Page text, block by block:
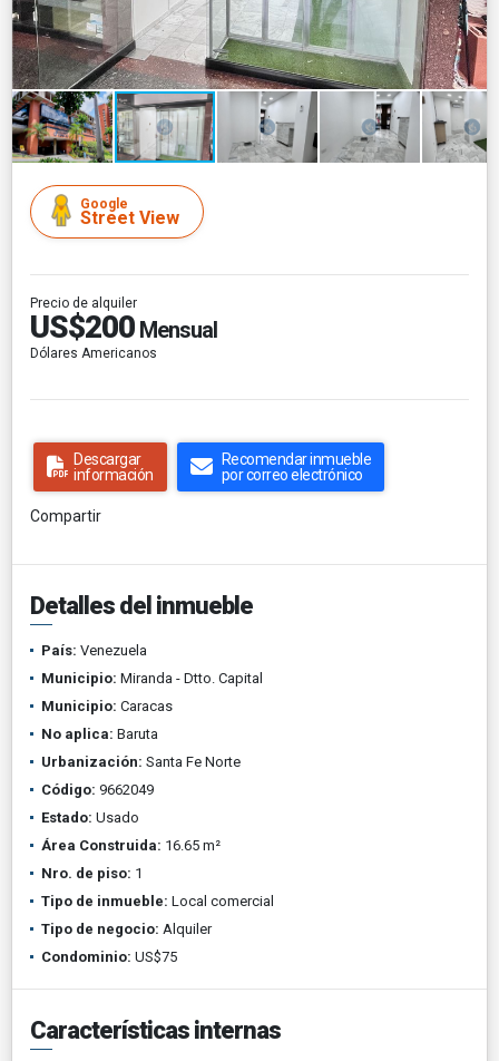
Google
Street View
Precio de alquiler
US$200 Mensual
Dólares Americanos
Descargar
información
Recomendar inmueble
por correo electrónico
Compartir
Detalles del inmueble
País: Venezuela
Municipio: Miranda - Dtto. Capital
Municipio: Caracas
No aplica: Baruta
Urbanización: Santa Fe Norte
Código: 9662049
Estado: Usado
Área Construida: 16.65 m²
Nro. de piso: 1
Tipo de inmueble: Local comercial
Tipo de negocio: Alquiler
Condominio: US$75
Características internas